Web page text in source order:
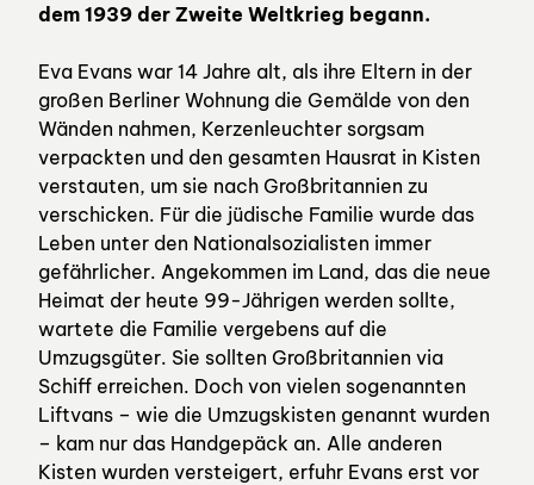
dem 1939 der Zweite Weltkrieg begann.
Eva Evans war 14 Jahre alt, als ihre Eltern in der
großen Berliner Wohnung die Gemälde von den
Wänden nahmen, Kerzenleuchter sorgsam
verpackten und den gesamten Hausrat in Kisten
verstauten, um sie nach Großbritannien zu
verschicken. Für die jüdische Familie wurde das
Leben unter den Nationalsozialisten immer
gefährlicher. Angekommen im Land, das die neue
Heimat der heute 99-Jährigen werden sollte,
wartete die Familie vergebens auf die
Umzugsgüter. Sie sollten Großbritannien via
Schiff erreichen. Doch von vielen sogenannten
Liftvans – wie die Umzugskisten genannt wurden
– kam nur das Handgepäck an. Alle anderen
Kisten wurden versteigert, erfuhr Evans erst vor